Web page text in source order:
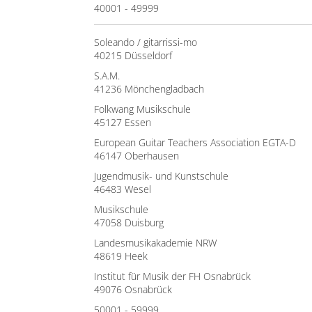
40001 - 49999
Soleando / gitarrissi-mo
40215 Düsseldorf
S.A.M.
41236 Mönchengladbach
Folkwang Musikschule
45127 Essen
European Guitar Teachers Association EGTA-D
46147 Oberhausen
Jugendmusik- und Kunstschule
46483 Wesel
Musikschule
47058 Duisburg
Landesmusikakademie NRW
48619 Heek
Institut für Musik der FH Osnabrück
49076 Osnabrück